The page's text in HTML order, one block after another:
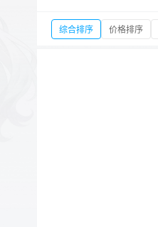
综合排序 价格排序